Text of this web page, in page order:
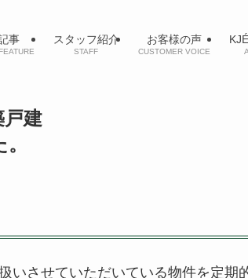
事 スタッフ紹介
STAFF
お客様の声
CUSTOMER VOICE
戸建
いさせていただいている物件を定期